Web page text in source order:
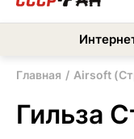
Главная Airsoft
Гильза